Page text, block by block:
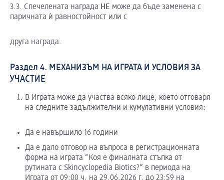
3.3. Спечелената награда НЕ може да бъде заменена с
паричната ѝ равностойност или с
друга награда.
Раздел 4. МЕХАНИЗЪМ НА ИГРАТА И УСЛОВИЯ ЗА
УЧАСТИЕ
В Играта може да участва всяко лице, което отговаря
на следните задължителни и кумулативни условия:
Да е навършило 16 години
Да е дало отговор на въпроса в регистрационната
форма на играта “Коя е финалната стъпка от
рутината с Skincyclopedia Biotics?” в периода на
Играта от 09:00 ч. на 29.06.2026 г. до 23:59 на